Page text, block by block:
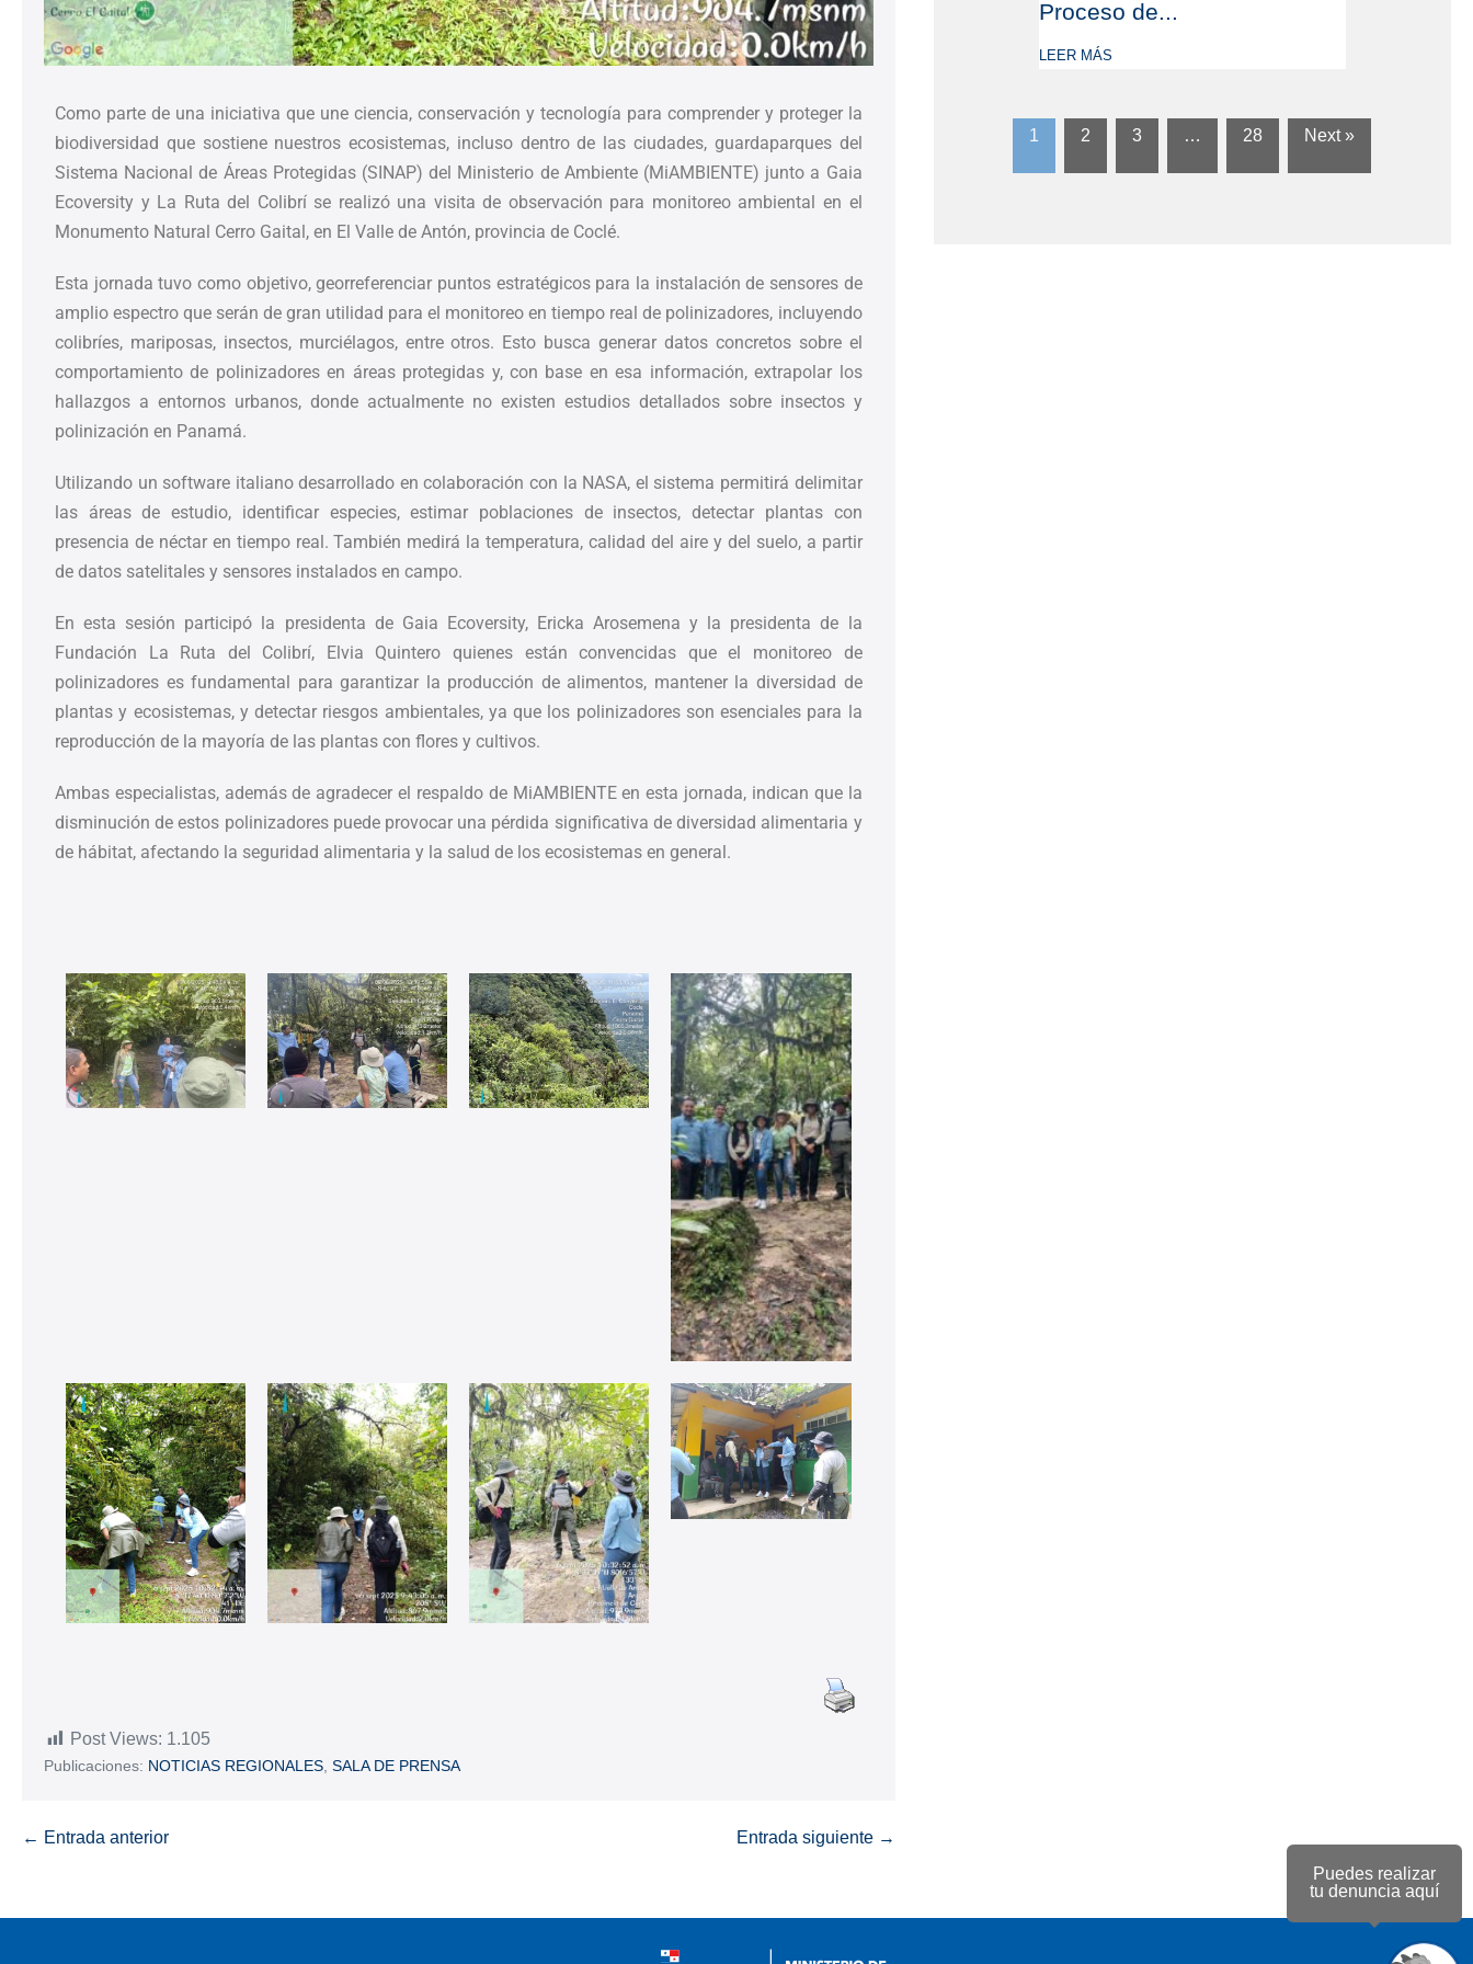
Puedes realizar
tu denuncia aquí
Como parte de una iniciativa que une ciencia, conservación y tecnología para comprender y proteger la
biodiversidad que sostiene nuestros ecosistemas, incluso dentro de las ciudades, guardaparques del
Sistema Nacional de Áreas Protegidas (SINAP) del Ministerio de Ambiente (MiAMBIENTE) junto a Gaia
Ecoversity y La Ruta del Colibrí se realizó una visita de observación para monitoreo ambiental en el
Monumento Natural Cerro Gaital, en El Valle de Antón, provincia de Coclé.
Esta jornada tuvo como objetivo, georreferenciar puntos estratégicos para la instalación de sensores de
amplio espectro que serán de gran utilidad para el monitoreo en tiempo real de polinizadores, incluyendo
colibríes, mariposas, insectos, murciélagos, entre otros. Esto busca generar datos concretos sobre el
comportamiento de polinizadores en áreas protegidas y, con base en esa información, extrapolar los
hallazgos a entornos urbanos, donde actualmente no existen estudios detallados sobre insectos y
polinización en Panamá.
Utilizando un software italiano desarrollado en colaboración con la NASA, el sistema permitirá delimitar
las áreas de estudio, identificar especies, estimar poblaciones de insectos, detectar plantas con
presencia de néctar en tiempo real. También medirá la temperatura, calidad del aire y del suelo, a partir
de datos satelitales y sensores instalados en campo.
En esta sesión participó la presidenta de Gaia Ecoversity, Ericka Arosemena y la presidenta de la
Fundación La Ruta del Colibrí, Elvia Quintero quienes están convencidas que el monitoreo de
polinizadores es fundamental para garantizar la producción de alimentos, mantener la diversidad de
plantas y ecosistemas, y detectar riesgos ambientales, ya que los polinizadores son esenciales para la
reproducción de la mayoría de las plantas con flores y cultivos.
Ambas especialistas, además de agradecer el respaldo de MiAMBIENTE en esta jornada, indican que la
disminución de estos polinizadores puede provocar una pérdida significativa de diversidad alimentaria y
de hábitat, afectando la seguridad alimentaria y la salud de los ecosistemas en general.
Post Views: 1.105
Publicaciones: NOTICIAS REGIONALES SALA DE PRENSA
← Entrada anterior Entrada siguiente →
Proceso de...
LEER MÁS
1 2 3 … 28 Next »